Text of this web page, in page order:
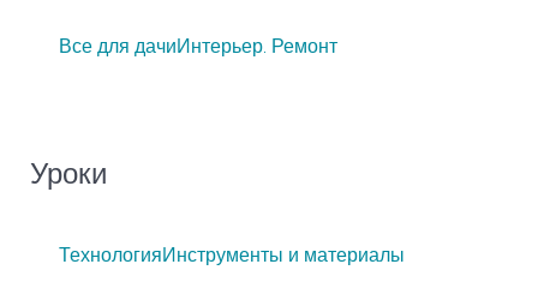
Все для дачиИнтерьер. Ремонт
Уроки
ТехнологияИнструменты и материалы